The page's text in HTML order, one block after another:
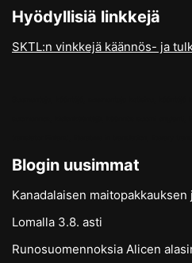
Hyödyllisiä linkkejä
SKTL:n vinkkejä käännös- ja
Blogin uusimmat
Kanadalaisen maitopakkauksen
Lomalla 3.8. asti
Runosuomennoksia Alicen